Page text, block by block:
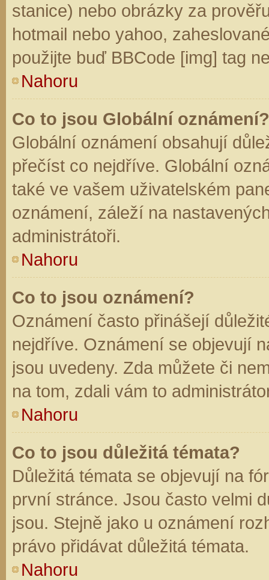
stanice) nebo obrázky za
hotmail nebo yahoo,
použijte buď BBCode [img] tag
Nahoru
Co to jsou Globální oznámení?
Globální oznámení obsahují
přečíst co nejdříve. Globální
také ve vašem uživatelském
oznámení, záleží na
administrátoři.
Nahoru
Co to jsou oznámení?
Oznámení často přinášejí
nejdříve. Oznámení se objevují
jsou uvedeny. Zda můžete či
na tom, zdali vám to
Nahoru
Co to jsou důležitá témata?
Důležitá témata se objevují na
první stránce. Jsou často velmi
jsou. Stejně jako u oznámení
právo přidávat důležitá témata.
Nahoru